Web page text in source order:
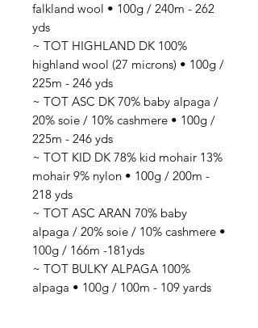
falkland wool • 100g / 240m - 262
yds
~ TOT HIGHLAND DK 100%
highland wool (27 microns) • 100g /
225m - 246 yds
~ TOT ASC DK 70% baby alpaga /
20% soie / 10% cashmere • 100g /
225m - 246 yds
~ TOT KID DK 78% kid mohair 13%
mohair 9% nylon • 100g / 200m -
218 yds
~ TOT ASC ARAN 70% baby
alpaga / 20% soie / 10% cashmere •
100g / 166m -181yds
~ TOT BULKY ALPAGA 100%
alpaga • 100g / 100m - 109 yards